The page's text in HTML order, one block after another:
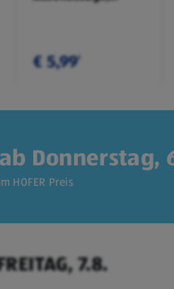
€ 5,99¹
Donnerstag,
HOFER Preis
7.8.